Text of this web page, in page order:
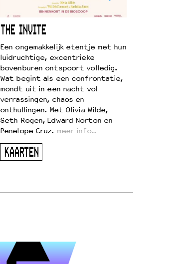
THE INVITE
Een ongemakkelijk etentje met hun
luidruchtige, excentrieke
bovenburen ontspoort volledig.
Wat begint als een confrontatie,
mondt uit in een nacht vol
verrassingen, chaos en
onthullingen. Met Olivia Wilde,
Seth Rogen, Edward Norton en
Penelope Cruz. meer info…
KAARTEN